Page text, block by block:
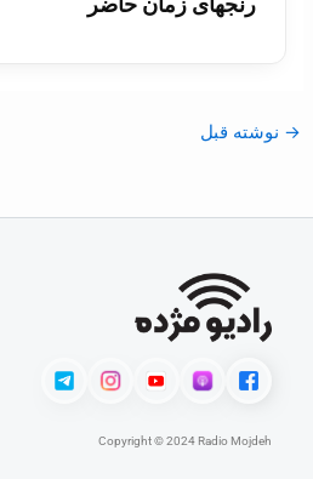
→ نوشته قبل
Copyright © 2024 Radio Mojdeh